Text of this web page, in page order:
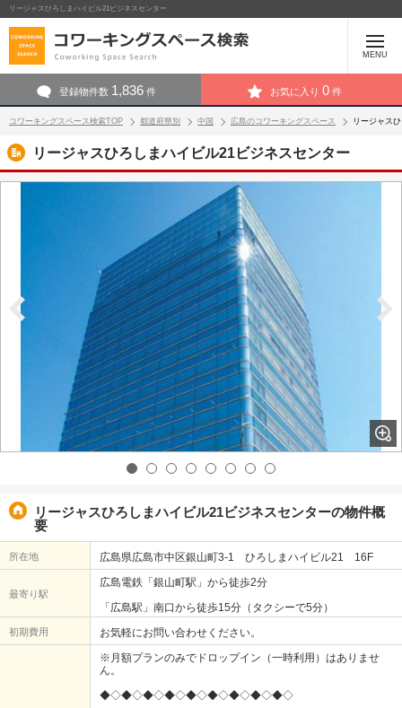
リージャスひろしまハイビル21ビジネスセンター
MENU
登録物件数 1,836 件 お気に入り 0 件
コワーキングスペース検索TOP 都道府県別 中国 広島のコワーキングスペース リージャス
リージャスひろしまハイビル21ビジネスセンター
リージャスひろしまハイビル21ビジネスセンターの物件概
要
所在地 広島県広島市中区銀山町3-1 ひろしまハイビル21 16F
最寄り駅
広島電鉄「銀山町駅」から徒歩2分
「広島駅」南口から徒歩15分（タクシーで5分）
初期費用 お気軽にお問い合わせください。
※月額プランのみでドロップイン（一時利用）はありませ
ん。
◆◇◆◇◆◇◆◇◆◇◆◇◆◇◆◇◆◇